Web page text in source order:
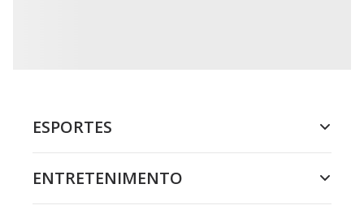
ESPORTES
ENTRETENIMENTO